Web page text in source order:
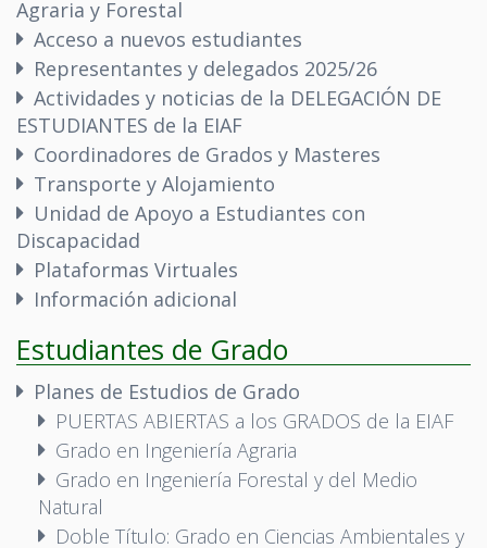
Agraria y Forestal
Acceso a nuevos estudiantes
Representantes y delegados 2025/26
Actividades y noticias de la DELEGACIÓN DE
ESTUDIANTES de la EIAF
Coordinadores de Grados y Masteres
Transporte y Alojamiento
Unidad de Apoyo a Estudiantes con
Discapacidad
Plataformas Virtuales
Información adicional
Estudiantes de Grado
Planes de Estudios de Grado
PUERTAS ABIERTAS a los GRADOS de la EIAF
Grado en Ingeniería Agraria
Grado en Ingeniería Forestal y del Medio
Natural
Doble Título: Grado en Ciencias Ambientales y